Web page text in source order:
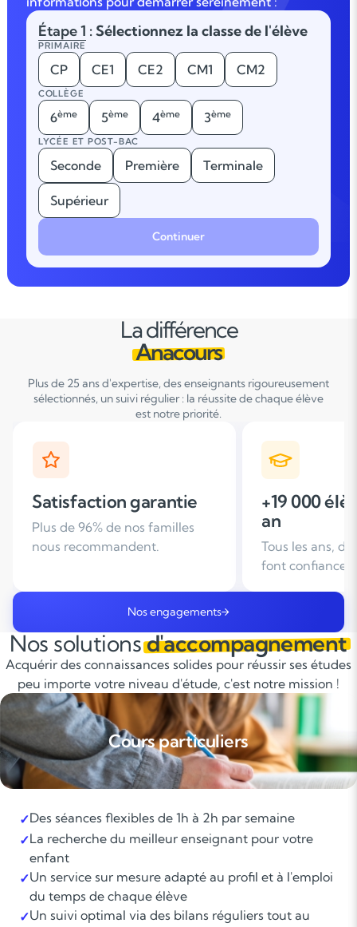
Étape 1 : Sélectionnez la classe de l'élève
PRIMAIRE
CP CE1 CE2 CM1 CM2
COLLÈGE
6ème 5ème 4ème 3ème
LYCÉE ET POST-BAC
Seconde Première Terminale
Supérieur
Continuer
La différence
Anacours
Plus de 25 ans d'expertise, des enseignants rigoureusement
sélectionnés, un suivi régulier : la réussite de chaque élève
est notre priorité.
+19 000 élèves suivis /
an
Tous les ans, des familles nous
+ de 25 ans
Leader du
domicile en
Nos engagements
Nos solutionsd'accompagnement
Acquérir des connaissances solides pour réussir ses études
peu importe votre niveau d'étude, c'est notre mission !
Cours particuliers
✓Des séances flexibles de 1h à 2h par semaine
✓La recherche du meilleur enseignant pour votre
enfant
✓Un service sur mesure adapté au profil et à l'emploi
du temps de chaque élève
✓Un suivi optimal via des bilans réguliers tout au